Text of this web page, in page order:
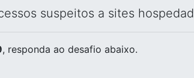
suspeitos a sites
, responda ao desafio abaixo.